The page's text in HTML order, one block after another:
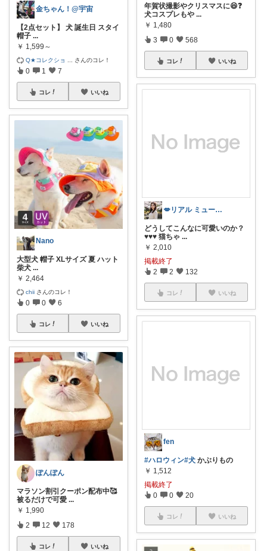
金ちゃん！@宇宙
【2点セット】 犬 誕生日 スタイ
帽子 ...
￥ 1,599～
Q★コレクショ さんのコレ！
0 1 7
コレ いいね
Nano
大型犬 帽子 XLサイズ 夏 ハット
柴犬 ...
￥ 2,464
chii さんのコレ！
0 0 6
コレ いいね
ぽんぽん
マラソン割引クーポン配布中🥰
被るだけで可愛 ...
￥ 1,990
2 12 178
コレ いいね
年賀状撮影やクリスマスに😆❓
犬コスプレもや ...
￥ 1,480
3 0 568
コレ いいね
💋リアル ミューズ💋
どうしてこんなに可愛いのか？
♥♥♥ 猫ちゃ ...
￥ 2,010
掲載終了
2 2 132
コレ いいね
fen
#ハロウィン#犬 かぶりもの
￥ 1,512
掲載終了
0 0 20
コレ いいね